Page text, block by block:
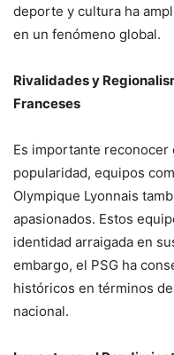
deporte y cultura ha
en un fenómeno global.
Rivalidades y
Franceses
Es importante reconocer
popularidad, equipos
Olympique Lyonnais
apasionados. Estos
identidad arraigada en
embargo, el PSG ha
históricos en términos
nacional.